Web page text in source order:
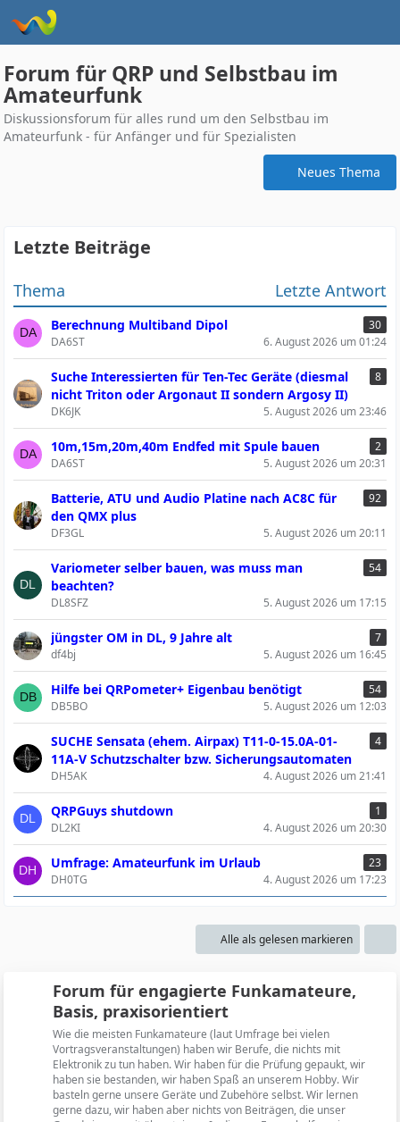
Forum für QRP und Selbstbau im
Amateurfunk
Diskussionsforum für alles rund um den Selbstbau im
Amateurfunk - für Anfänger und für Spezialisten
Neues Thema
Letzte Beiträge
Thema Letzte Antwort
Berechnung Multiband Dipol
30
DA6ST
6. August 2026 um 01:24
Suche Interessierten für Ten-Tec Geräte (diesmal
nicht Triton oder Argonaut II sondern Argosy II)
8
DK6JK 5. August 2026 um 23:46
10m,15m,20m,40m Endfed mit Spule bauen
2
DA6ST
5. August 2026 um 20:31
Batterie, ATU und Audio Platine nach AC8C für
den QMX plus
92
DF3GL 5. August 2026 um 20:11
Variometer selber bauen, was muss man
beachten?
54
DL8SFZ 5. August 2026 um 17:15
jüngster OM in DL, 9 Jahre alt
7
df4bj
5. August 2026 um 16:45
Hilfe bei QRPometer+ Eigenbau benötigt
54
DB5BO
5. August 2026 um 12:03
SUCHE Sensata (ehem. Airpax) T11-0-15.0A-01-
11A-V Schutzschalter bzw. Sicherungsautomaten
4
DH5AK 4. August 2026 um 21:41
QRPGuys shutdown
1
DL2KI
4. August 2026 um 20:30
Umfrage: Amateurfunk im Urlaub
23
DH0TG
4. August 2026 um 17:23
Alle als gelesen markieren
Forum für engagierte Funkamateure,
Basis, praxisorientiert
Wie die meisten Funkamateure (laut Umfrage bei vielen
Vortragsveranstaltungen) haben wir Berufe, die nichts mit
Elektronik zu tun haben. Wir haben für die Prüfung gepaukt, wir
haben sie bestanden, wir haben Spaß an unserem Hobby. Wir
basteln gerne unsere Geräte und Zubehöre selbst. Wir lernen
gerne dazu, wir haben aber nichts von Beiträgen, die unser